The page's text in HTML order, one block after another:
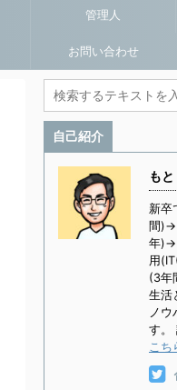
管理人
お問い合わせ
自己紹介
もと
新卒
間)→
年)→
用
(3年
生活
ノウ
す。
こち